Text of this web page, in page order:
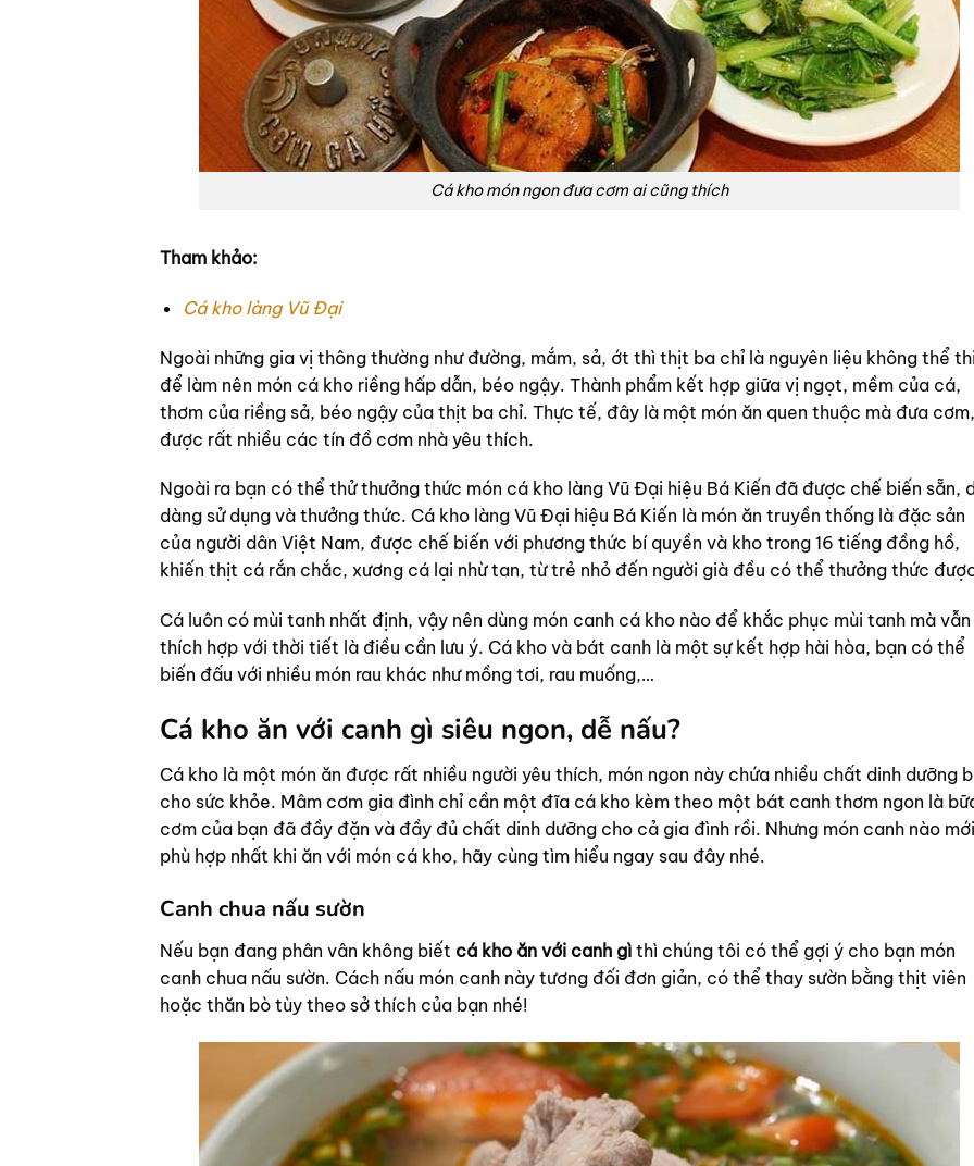
Cá kho món ngon đưa cơm ai cũng thích
Tham khảo:
Cá kho làng Vũ Đại
Ngoài những gia vị thông thường như đường, mắm, sả, ớt thì thịt ba chỉ là nguyên liệu không thể
để làm nên món cá kho riềng hấp dẫn, béo ngậy. Thành phẩm kết hợp giữa vị ngọt, mềm của cá,
thơm của riềng sả, béo ngậy của thịt ba chỉ. Thực tế, đây là một món ăn quen thuộc mà đưa cơm,
được rất nhiều các tín đồ cơm nhà yêu thích.
Ngoài ra bạn có thể thử thưởng thức món cá kho làng Vũ Đại hiệu Bá Kiến đã được chế biến sẵn,
dàng sử dụng và thưởng thức. Cá kho làng Vũ Đại hiệu Bá Kiến là món ăn truyền thống là đặc sản
của người dân Việt Nam, được chế biến với phương thức bí quyền và kho trong 16 tiếng đồng hồ,
khiến thịt cá rắn chắc, xương cá lại nhừ tan, từ trẻ nhỏ đến người già đều có thể thưởng thức
Cá luôn có mùi tanh nhất định, vậy nên dùng món canh cá kho nào để khắc phục mùi tanh mà vẫn
thích hợp với thời tiết là điều cần lưu ý. Cá kho và bát canh là một sự kết hợp hài hòa, bạn có thể
biến đấu với nhiều món rau khác như mồng tơi, rau muống,…
Cá kho ăn với canh gì siêu ngon, dễ nấu?
Cá kho là một món ăn được rất nhiều người yêu thích, món ngon này chứa nhiều chất dinh dưỡng
cho sức khỏe. Mâm cơm gia đình chỉ cần một đĩa cá kho kèm theo một bát canh thơm ngon là
cơm của bạn đã đầy đặn và đầy đủ chất dinh dưỡng cho cả gia đình rồi. Nhưng món canh nào
phù hợp nhất khi ăn với món cá kho, hãy cùng tìm hiểu ngay sau đây nhé.
Canh chua nấu sườn
Nếu bạn đang phân vân không biết cá kho ăn với canh gì thì chúng tôi có thể gợi ý cho bạn món
canh chua nấu sườn. Cách nấu món canh này tương đối đơn giản, có thể thay sườn bằng thịt viên
hoặc thăn bò tùy theo sở thích của bạn nhé!